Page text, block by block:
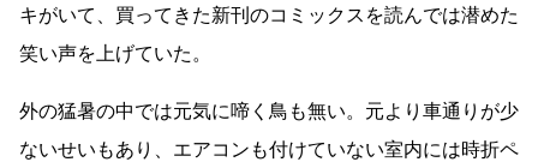
キがいて、買ってきた新刊のコミックスを読んでは潜めた
笑い声を上げていた。
外の猛暑の中では元気に啼く鳥も無い。元より車通りが少
ないせいもあり、エアコンも付けていない室内には時折ペ